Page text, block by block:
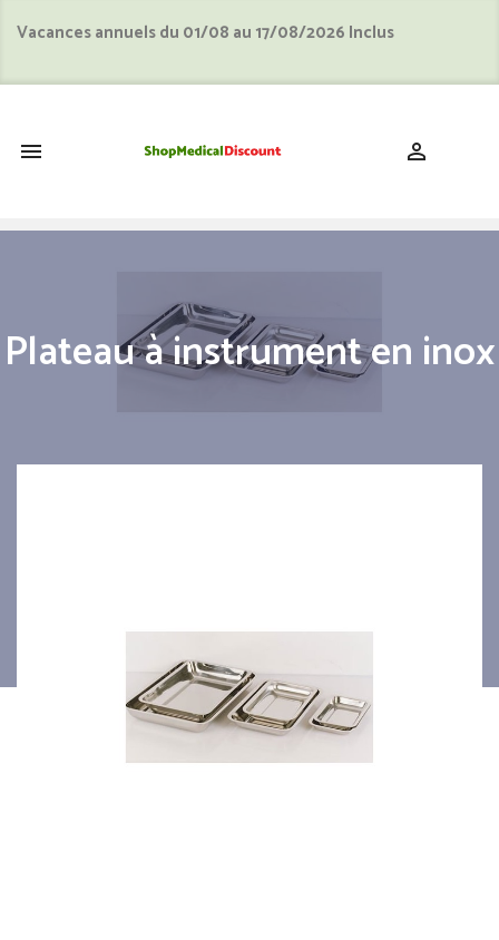
Vacances annuels du 01/08 au 17/08/2026 Inclus
 
Plateau à instrument en inox